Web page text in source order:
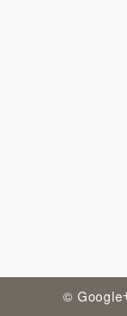
© Google